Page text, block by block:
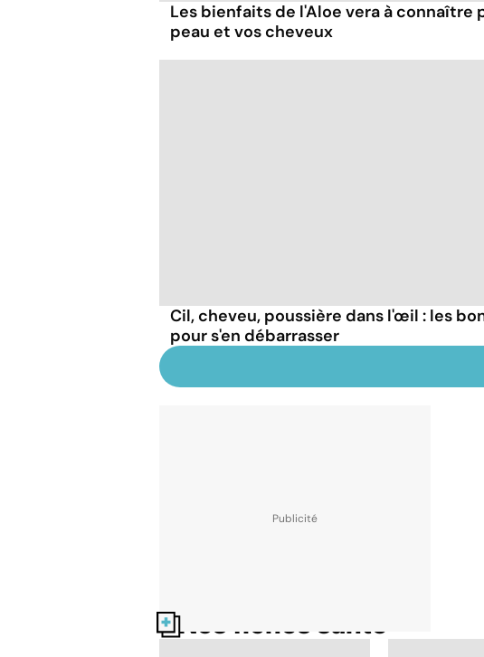
Les bienfaits de l'Aloe vera à connaître
peau et vos cheveux
Cil, cheveu, poussière dans l'œil : les
pour s'en débarrasser
Nos fiches santé